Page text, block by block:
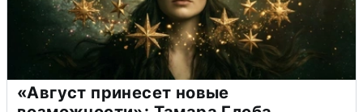
«Август принесет новые